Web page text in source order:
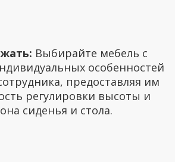
Выбирайте мебель с
особенностей
предоставляя им
регулировки высоты и
сиденья и стола.